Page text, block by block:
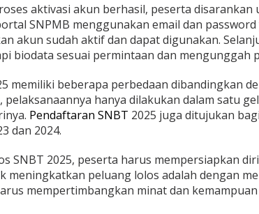
aktivasi akun berhasil, peserta disarankan
SNPMB menggunakan email dan
akun sudah aktif dan dapat digunakan.
biodata sesuai permintaan dan mengunggah
memiliki beberapa perbedaan dibandingkan
pelaksanaannya hanya dilakukan dalam satu
Pendaftaran SNBT 2025 juga ditujukan
dan 2024.
SNBT 2025, peserta harus mempersiapkan
meningkatkan peluang lolos adalah dengan
mempertimbangkan minat dan